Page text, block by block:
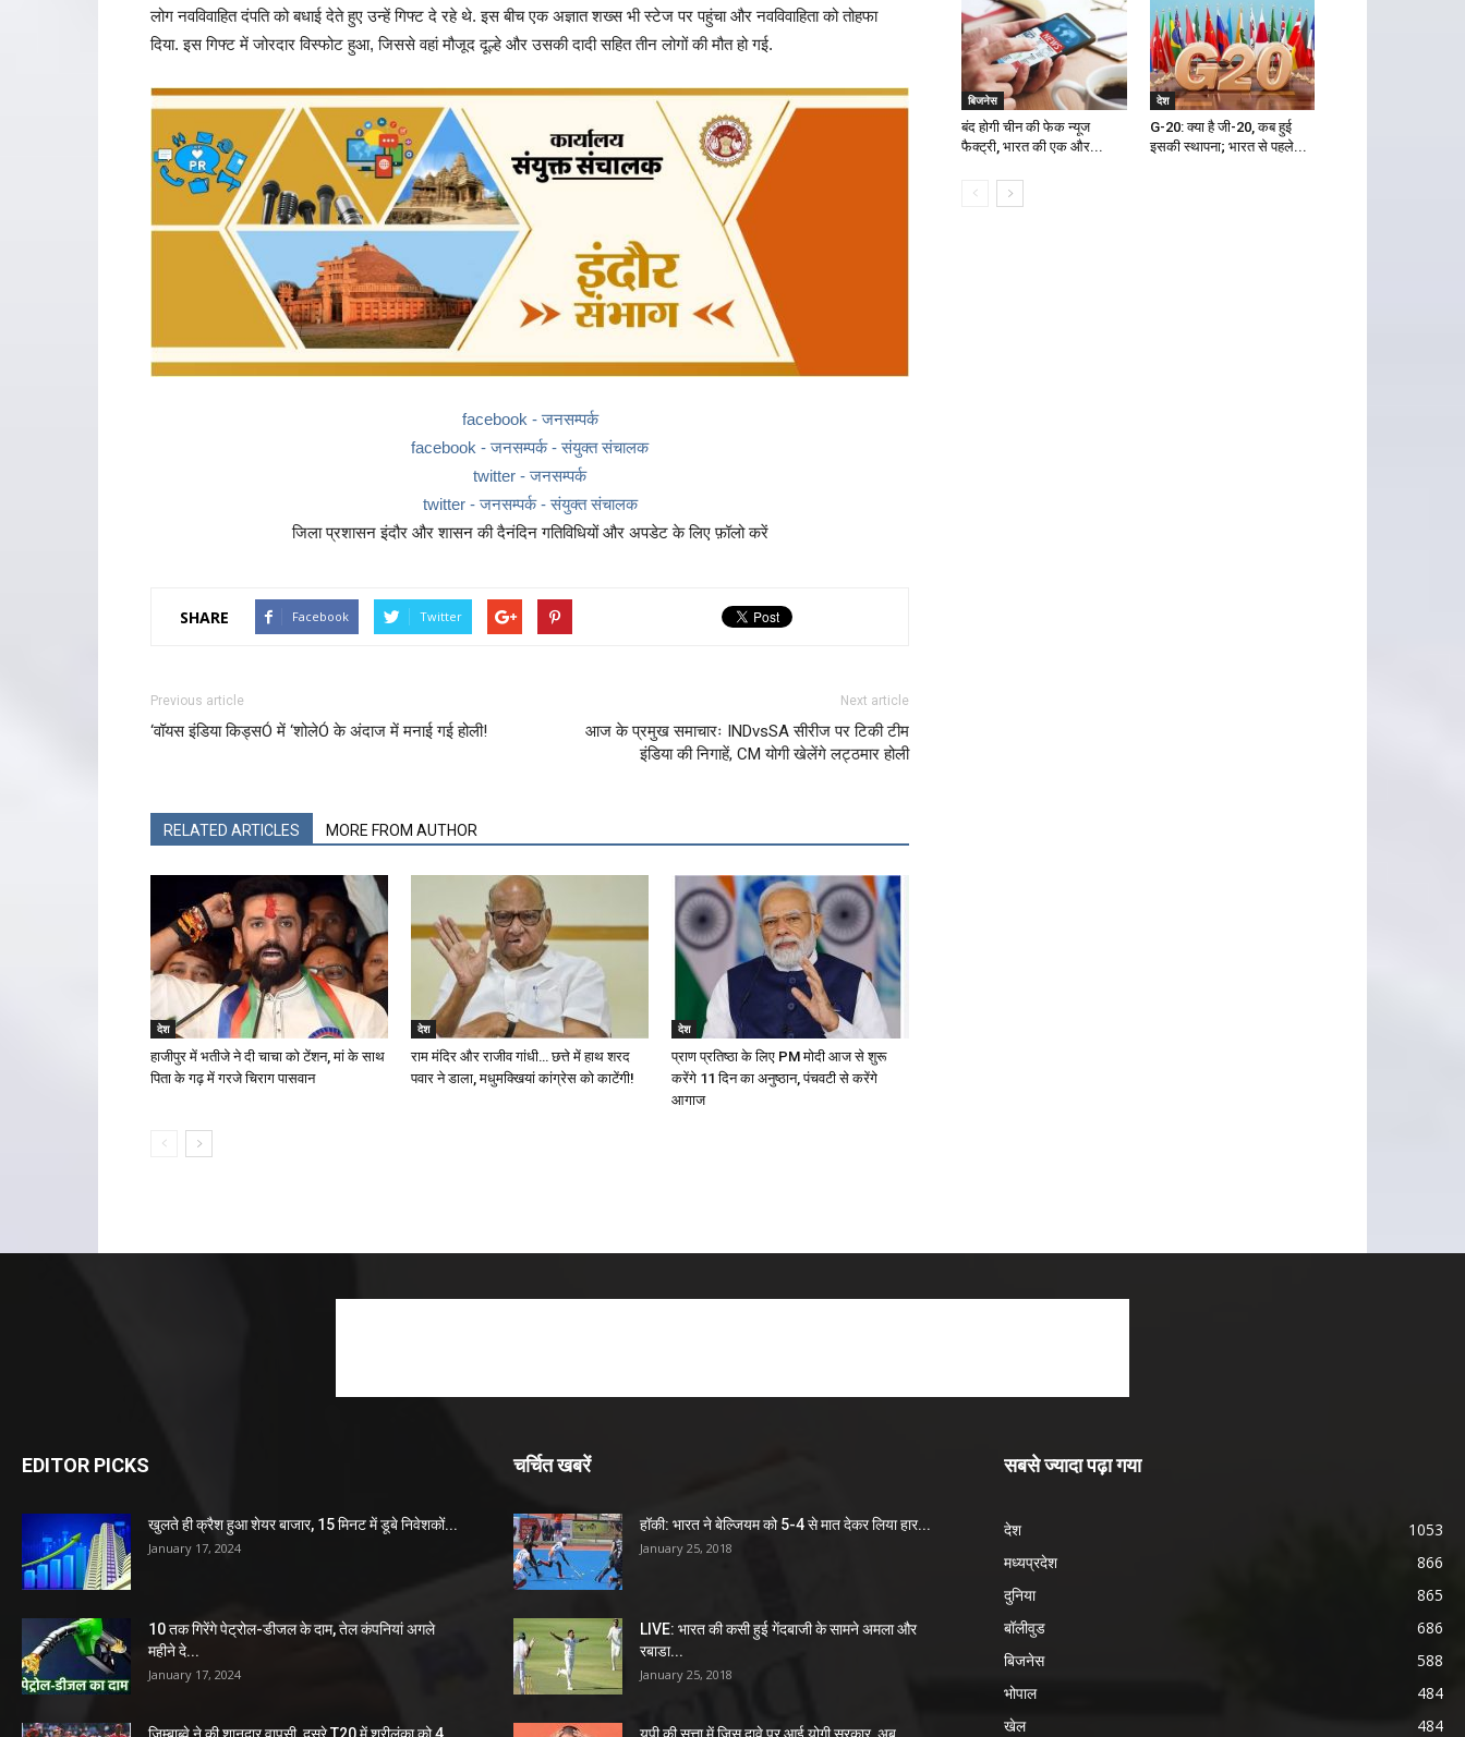
लोग नवविवाहित दंपति को बधाई देते हुए उन्हें गिफ्ट दे रहे थे. इस बीच एक अज्ञात शख्स भी स्टेज पर पहुंचा और नवविवाहिता को तोहफा
दिया. इस गिफ्ट में जोरदार विस्फोट हुआ, जिससे वहां मौजूद दूल्हे और उसकी दादी सहित तीन लोगों की मौत हो गई.
facebook - जनसम्पर्क
facebook - जनसम्पर्क - संयुक्त संचालक
twitter - जनसम्पर्क
twitter - जनसम्पर्क - संयुक्त संचालक
जिला प्रशासन इंदौर और शासन की दैनंदिन गतिविधियों और अपडेट के लिए फ़ॉलो करें
SHARE Facebook Twitter
Previous article
‘वॉयस इंडिया किड्सÓ में ‘शोलेÓ के अंदाज में मनाई गई होली!
Next article
आज के प्रमुख समाचारः INDvsSA सीरीज पर टिकी टीम
इंडिया की निगाहें, CM योगी खेलेंगे लट्ठमार होली
RELATED ARTICLES MORE FROM AUTHOR
देश
हाजीपुर में भतीजे ने दी चाचा को टेंशन, मां के साथ
पिता के गढ़ में गरजे चिराग पासवान
देश
राम मंदिर और राजीव गांधी… छत्ते में हाथ शरद
पवार ने डाला, मधुमक्खियां कांग्रेस को काटेंगी!
देश
प्राण प्रतिष्ठा के लिए PM मोदी आज से शुरू
करेंगे 11 दिन का अनुष्ठान, पंचवटी से करेंगे
आगाज
बिजनेस
बंद होगी चीन की फेक न्यूज
फैक्ट्री, भारत की एक और...
देश
G-20: क्या है जी-20, कब हुई
इसकी स्थापना; भारत से पहले...
EDITOR PICKS
खुलते ही क्रैश हुआ शेयर बाजार, 15 मिनट में डूबे निवेशकों...
January 17, 2024
10 तक गिरेंगे पेट्रोल-डीजल के दाम, तेल कंपनियां अगले
महीने दे...
January 17, 2024
चर्चित खबरें
हॉकी: भारत ने बेल्जियम को 5-4 से मात देकर लिया हार...
January 25, 2018
LIVE: भारत की कसी हुई गेंदबाजी के सामने अमला और
रबाडा...
January 25, 2018
सबसे ज्यादा पढ़ा गया
देश
1053
मध्यप्रदेश
866
दुनिया
865
बॉलीवुड
686
बिजनेस
588
भोपाल
484
खेल
484